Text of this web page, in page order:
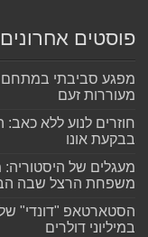
פוסטים אחרונים
מעוררות זעם
חוזרים לנוע ללא
בבקעת אונו
מעגלים של היסטוריה:
משפחת הרצל שבה
הסטארטאפ "דונדי" של
במיליוני דולרים